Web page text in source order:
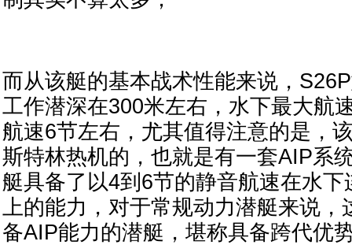
而从该艇的基本战术性能来说，
工作潜深在300米左右，水下最大航
航速6节左右，尤其值得注意的是，
斯特林热机的，也就是有一套AIP系
艇具备了以4到6节的静音航速在水
上的能力，对于常规动力潜艇来说，
备AIP能力的潜艇，堪称具备跨代优